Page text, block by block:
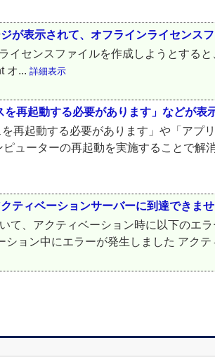
が表示されて、オフラインライセンス
イセンスファイルを作成しようとする
オ... 詳細表示
再起動する必要があります」などが表
再起動する必要があります」や「アプ
ューターの再起動を実施することで解
ティベーションサーバーに到達できま
、アクティベーション時に以下のエ
ョン中にエラーが発生しました アク